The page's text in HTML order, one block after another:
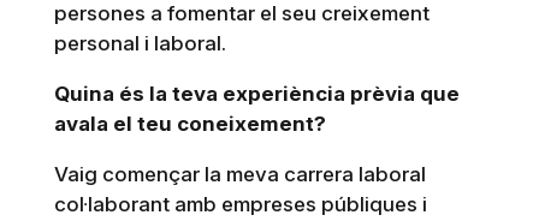
persones a fomentar el seu creixement
personal i laboral.
Quina és la teva experiència prèvia que
avala el teu coneixement?
Vaig començar la meva carrera laboral
col·laborant amb empreses públiques i